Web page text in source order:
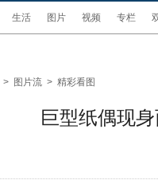
生活 图片 视频 专栏
> 图片流 > 精彩看图
巨型纸偶现